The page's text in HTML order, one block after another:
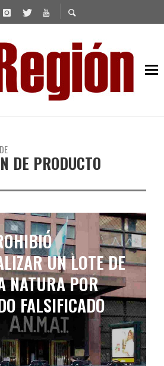
DE PRODUCTO
UN LOTE DE
NATURA POR
FALSIFICADO